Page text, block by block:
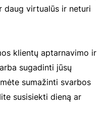
daug virtualūs ir neturi
klientų aptarnavimo ir
sugadinti jūsų
sumažinti svarbos
susisiekti dieną ar